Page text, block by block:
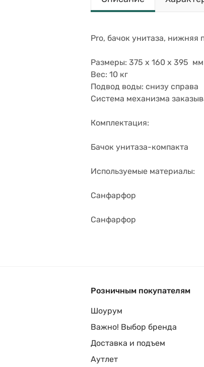
Pro, бачок унитаза, нижняя
Размеры: 375 x 160 x 395 мм
Вес: 10 кг
Подвод воды: снизу справа
Система механизма
Комплектация:
Бачок унитаза-компакта
Используемые материалы:
Санфарфор
Санфарфор
Розничным покупателям
Шоурум
Важно! Выбор бренда
Доставка и подъем
Аутлет